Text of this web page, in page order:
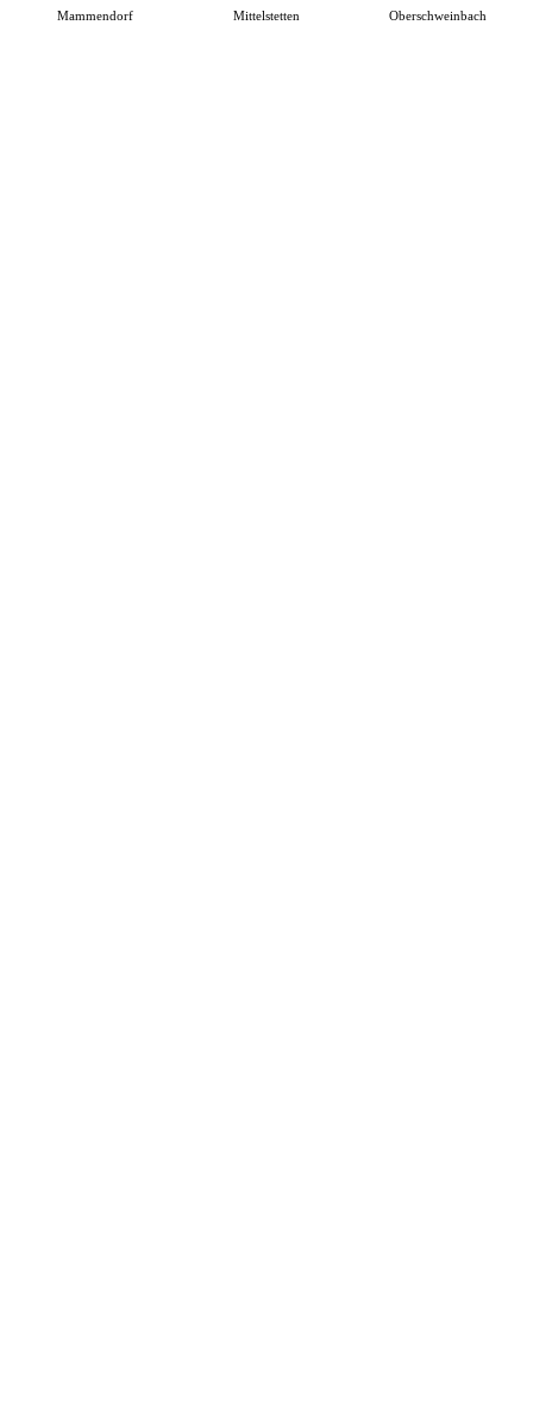
Mammendorf Mittelstetten Oberschweinbach